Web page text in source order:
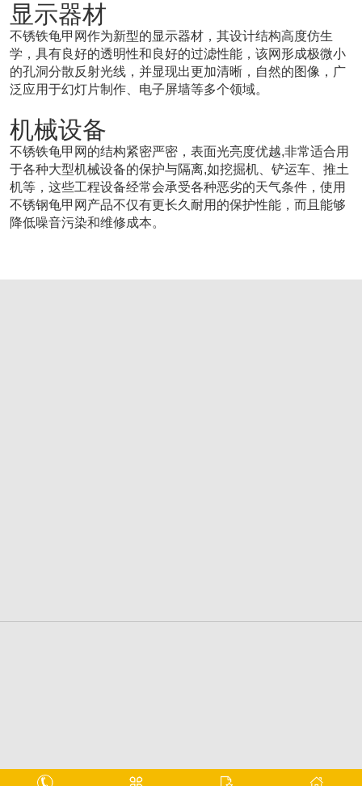
显示器材
不锈铁龟甲网作为新型的显示器材，其设计结构高度仿生
学，具有良好的透明性和良好的过滤性能，该网形成极微小
的孔洞分散反射光线，并显现出更加清晰，自然的图像，广
泛应用于幻灯片制作、电子屏墙等多个领域。
机械设备
不锈铁龟甲网的结构紧密严密，表面光亮度优越,非常适合用
于各种大型机械设备的保护与隔离,如挖掘机、铲运车、推土
机等，这些工程设备经常会承受各种恶劣的天气条件，使用
不锈钢龟甲网产品不仅有更长久耐用的保护性能，而且能够
降低噪音污染和维修成本。